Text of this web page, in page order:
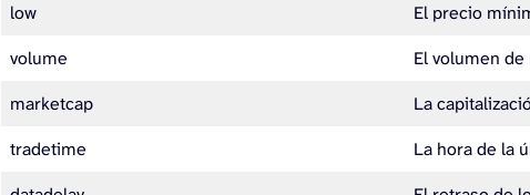
low
El precio
volume
El volumen
marketcap
La
tradetime
La hora de la